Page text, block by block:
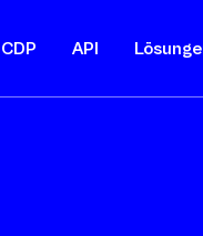
CDP API